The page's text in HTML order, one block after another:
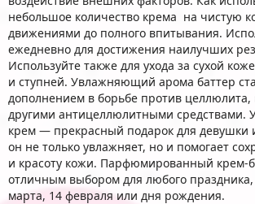
небольшое количество крема на чистую
движениями до полного впитывания.
ежедневно для достижения наилучших
Используйте также для ухода за сухой
и ступней. Увлажняющий арома баттер
дополнением в борьбе против целлюлита,
другими антицеллюлитными
крем — прекрасный подарок для
он не только увлажняет, но и помогает
и красоту кожи. Парфюмированный крем-
отличным выбором для любого праздника,
марта, 14 февраля или дня рождения.